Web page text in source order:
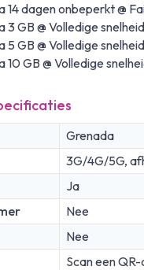
14 dagen onbeperkt @
3 GB @ Volledige snelheid
5 GB @ Volledige snelheid
10 GB @ Volledige
Grenada
3G/4G/5G,
Ja
Nee
Nee
Scan een